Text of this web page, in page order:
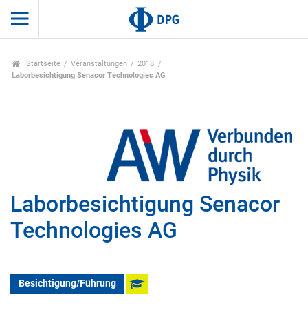
Startseite Veranstaltungen
2018
Laborbesichtigung Senacor Technologies AG
Laborbesichtigung Senacor
Technologies AG
Besichtigung/Führung